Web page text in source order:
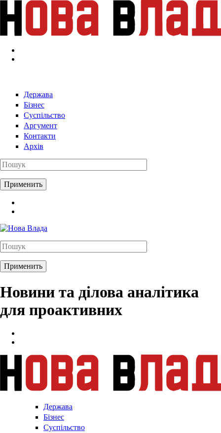
Перейти к основному содержанию
Держава
Бізнес
Суспільство
Аргумент
Контакти
Архів
Новини та ділова аналітика
для проактивних
Держава
Бізнес
Суспільство